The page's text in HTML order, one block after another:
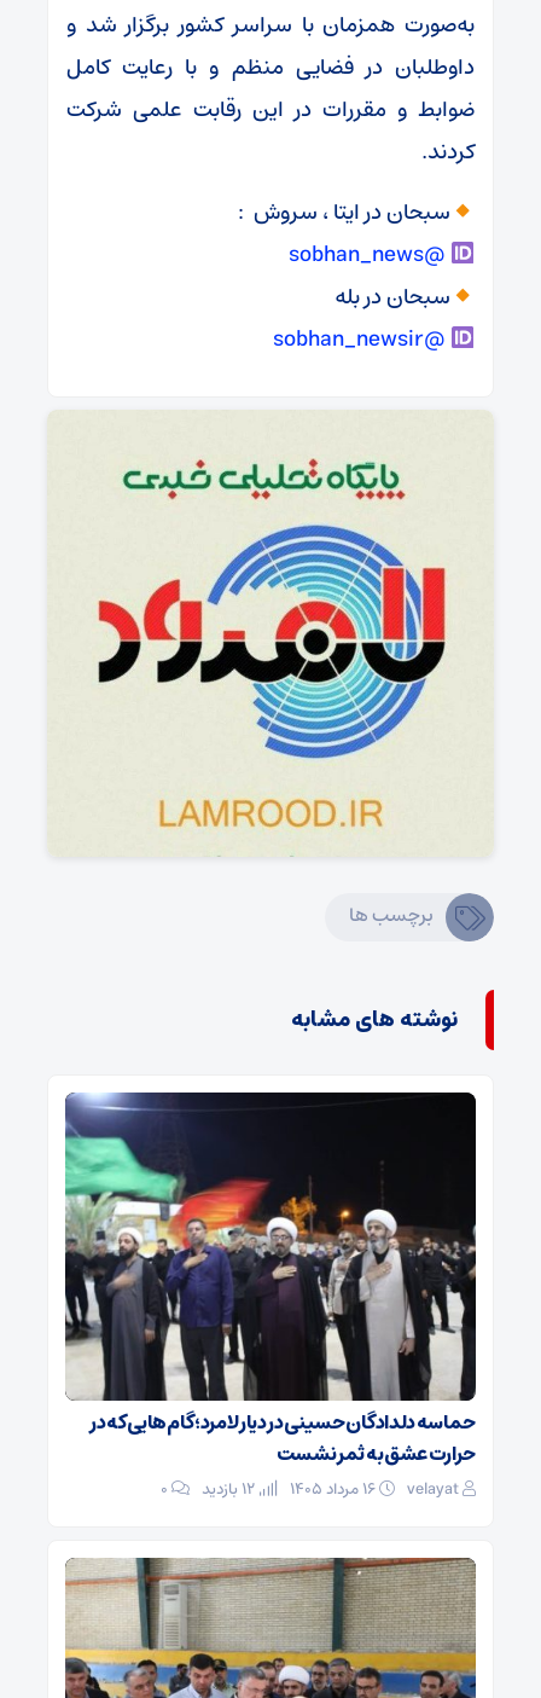
به‌صورت همزمان با سراسر کشور برگزار شد و
داوطلبان در فضایی منظم و با رعایت کامل
ضوابط و مقررات در این رقابت علمی شرکت
کردند.
سبحان در ایتا ، سروش :
@sobhan_news
سبحان در بله
@sobhan_newsir
برچسب ها
نوشته های مشابه
حماسه دلدادگان حسینی در دیار لامرد؛ گام‌هایی که در
حرارت عشق به ثمر نشست
velayat ۰